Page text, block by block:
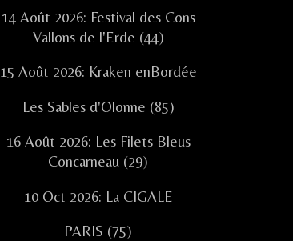
14 Août 2026: Festival des Cons
Vallons de l'Erde (44)
15 Août 2026: Kraken enBordée
Les Sables d'Olonne (85)
16 Août 2026: Les Filets Bleus
Concarneau (29)
10 Oct 2026: La CIGALE
PARIS (75)